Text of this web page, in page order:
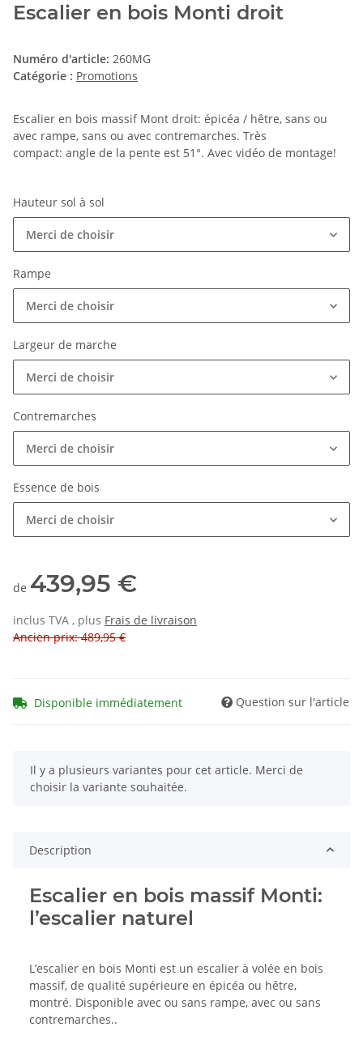
Escalier en bois Monti droit
Numéro d'article: 260MG
Catégorie : Promotions
Escalier en bois massif Mont droit: épicéa / hêtre, sans ou
avec rampe, sans ou avec contremarches. Très
compact: angle de la pente est 51°. Avec vidéo de montage!
Hauteur sol à sol
Merci de choisir
Rampe
Merci de choisir
Largeur de marche
Merci de choisir
Contremarches
Merci de choisir
Essence de bois
Merci de choisir
de 439,95 €
inclus TVA , plus Frais de livraison
Ancien prix: 489,95 €
Disponible immédiatement Question sur l'article
x
Il y a plusieurs variantes pour cet article. Merci de
choisir la variante souhaitée.
Description
Escalier en bois massif Monti:
l’escalier naturel
L’escalier en bois Monti est un escalier à volée en bois
massif, de qualité supérieure en épicéa ou hêtre,
montré. Disponible avec ou sans rampe, avec ou sans
contremarches..